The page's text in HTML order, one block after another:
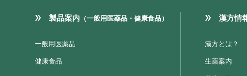
製品案内 （一般用医薬品・健康食品）
一般用医薬品
健康食品
漢方情
漢方とは？
生薬案内